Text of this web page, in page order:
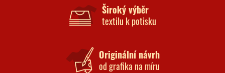
Široký výběr
textilu k potisku
Originální návrh
od grafika na míru